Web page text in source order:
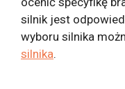
silnik jest
wyboru silnika
silnika.